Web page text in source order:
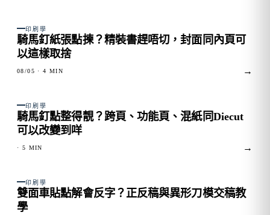
FIG. 01
印刷學
騎馬釘紙張點揀？精裝書趕唔切，封面同內頁可
以這樣取捨
08/05 · 4 MIN →
FIG. 02
印刷學
騎馬釘點整得靚？跨頁、功能頁、混紙同Diecut
可以改變到咩
· 5 MIN →
FIG. 03
印刷學
雙面車貼點解會反字？正反稿與異形刀模交稿教
學